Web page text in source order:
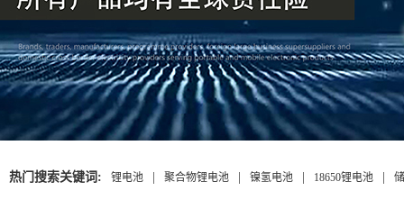
热门搜索关键词: 锂电池 聚合物锂电池 镍氢电池 18650锂电池